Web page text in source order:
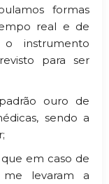
formas
real e de
o instrumento
para ser
ouro de
sendo a
em caso de
me levaram a